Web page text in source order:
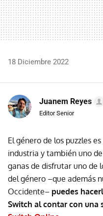
18 Diciembre 2022
Juanem Reyes
Editor Senior
El género de los puzzles
industria y también uno
ganas de disfrutar uno de
del género –que además
Occidente– puedes
Switch al contar con una